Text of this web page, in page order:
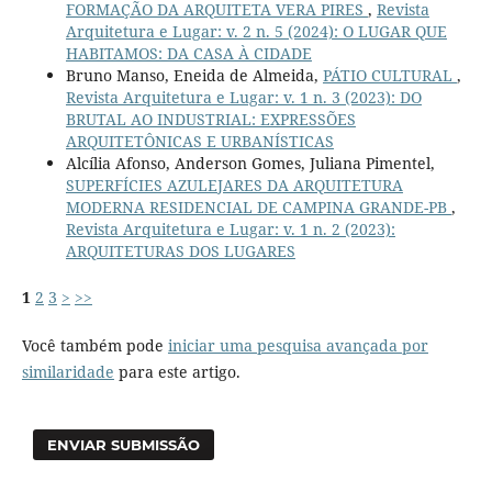
FORMAÇÃO DA ARQUITETA VERA PIRES , Revista
Arquitetura e Lugar: v. 2 n. 5 (2024): O LUGAR QUE
HABITAMOS: DA CASA À CIDADE
Bruno Manso, Eneida de Almeida, PÁTIO CULTURAL ,
Revista Arquitetura e Lugar: v. 1 n. 3 (2023): DO
BRUTAL AO INDUSTRIAL: EXPRESSÕES
ARQUITETÔNICAS E URBANÍSTICAS
Alcília Afonso, Anderson Gomes, Juliana Pimentel,
SUPERFÍCIES AZULEJARES DA ARQUITETURA
MODERNA RESIDENCIAL DE CAMPINA GRANDE-PB ,
Revista Arquitetura e Lugar: v. 1 n. 2 (2023):
ARQUITETURAS DOS LUGARES
1 2 3 > >>
Você também pode iniciar uma pesquisa avançada por
similaridade para este artigo.
ENVIAR SUBMISSÃO